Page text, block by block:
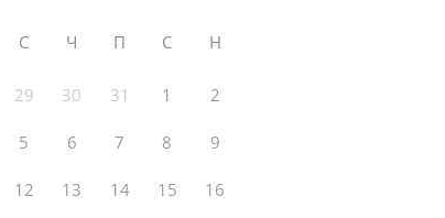
С Ч П С Н
29 30 31 1 2
5 6 7 8 9
12 13 14 15 16